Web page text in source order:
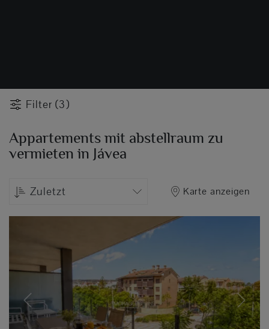
Filter (3)
Appartements mit abstellraum zu
vermieten in Jávea
Zuletzt Karte anzeigen
Previous Next